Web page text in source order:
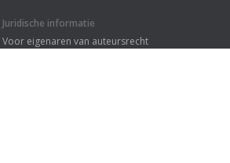
Juridische informatie
Voor eigenaren van auteursrecht